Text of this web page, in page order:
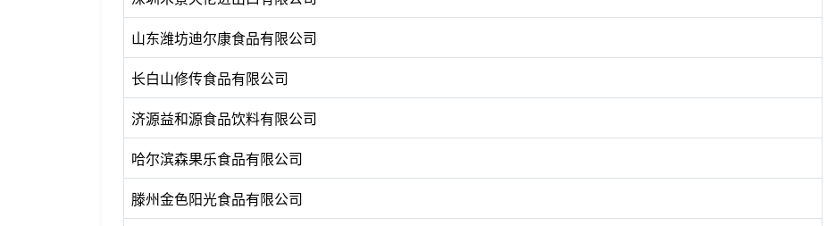
山东潍坊迪尔康食品有限公司
长白山修传食品有限公司
济源益和源食品饮料有限公司
哈尔滨森果乐食品有限公司
滕州金色阳光食品有限公司